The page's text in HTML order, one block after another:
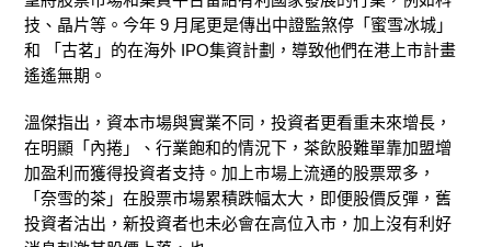
技、晶片等。今年 9 月尾更是傳出中證監煞停「蜜雪冰城」
和 「古茗」的在海外 IPO集資計劃，導致他們在港上市計畫
遙遙無期。
溫傑指出，資本市場與實業不同，投資者更看重未來增長，
在明顯「內捲」、行業飽和的情況下，茶飲股難單靠加盟增
加盈利而獲得投資者支持。加上市場上流通的股票眾多，
「奈雪的茶」在股票市場累積跌幅太大，即便股價反彈，舊
投資者沽出，新投資者也未必會在高位入市，加上沒有利好